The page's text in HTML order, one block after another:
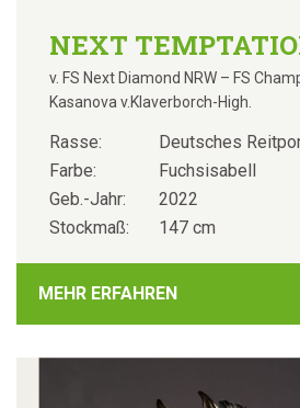
NEXT
v. FS Next Diamond NRW – FS
Kasanova v.Klaverborch-High.
Rasse:
Deutsches
Farbe:
Fuchsisabell
Geb.-Jahr:
2022
Stockmaß:
147 cm
MEHR ERFAHREN